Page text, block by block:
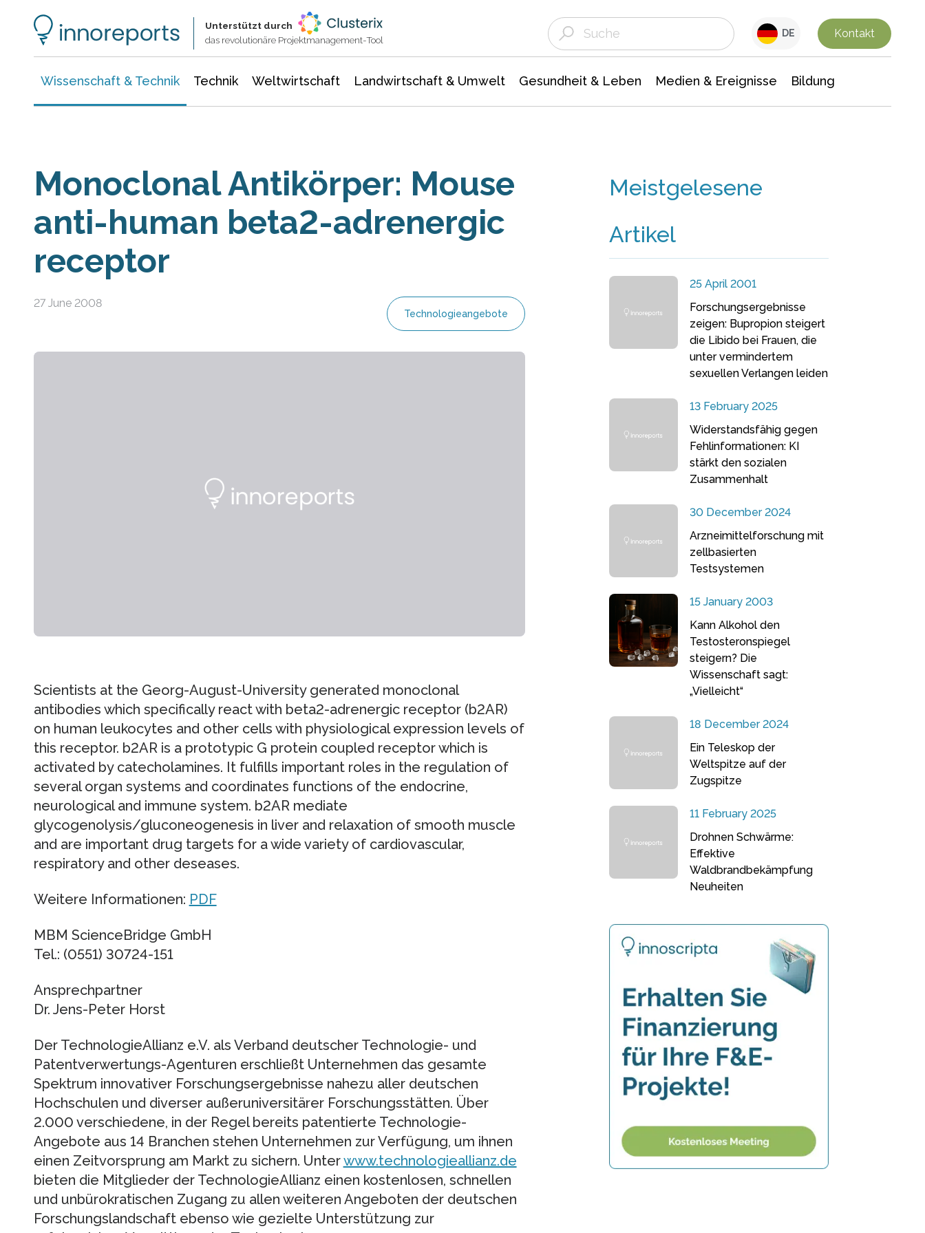
Unterstützt durch
das revolutionäre Projektmanagement-Tool
DE Kontakt
Wissenschaft & Technik Technik Weltwirtschaft Landwirtschaft & Umwelt Gesundheit & Leben Medien & Ereignisse Bildung
Monoclonal Antikörper: Mouse
anti-human beta2-adrenergic
receptor
27 June 2008
Technologieangebote
Scientists at the Georg-August-University generated monoclonal
antibodies which specifically react with beta2-adrenergic receptor (b2AR)
on human leukocytes and other cells with physiological expression levels of
this receptor. b2AR is a prototypic G protein coupled receptor which is
activated by catecholamines. It fulfills important roles in the regulation of
several organ systems and coordinates functions of the endocrine,
neurological and immune system. b2AR mediate
glycogenolysis/gluconeogenesis in liver and relaxation of smooth muscle
and are important drug targets for a wide variety of cardiovascular,
respiratory and other deseases.
Weitere Informationen: PDF
MBM ScienceBridge GmbH
Tel.: (0551) 30724-151
Ansprechpartner
Dr. Jens-Peter Horst
Der TechnologieAllianz e.V. als Verband deutscher Technologie- und
Patentverwertungs-Agenturen erschließt Unternehmen das gesamte
Spektrum innovativer Forschungsergebnisse nahezu aller deutschen
Hochschulen und diverser außeruniversitärer Forschungsstätten. Über
2.000 verschiedene, in der Regel bereits patentierte Technologie-
Angebote aus 14 Branchen stehen Unternehmen zur Verfügung, um ihnen
einen Zeitvorsprung am Markt zu sichern. Unterwww.technologieallianz.de
bieten die Mitglieder der TechnologieAllianz einen kostenlosen, schnellen
und unbürokratischen Zugang zu allen weiteren Angeboten der deutschen
Forschungslandschaft ebenso wie gezielte Unterstützung zur
Meistgelesene
Artikel
25 April 2001
Forschungsergebnisse
zeigen: Bupropion steigert
die Libido bei Frauen, die
unter vermindertem
sexuellen Verlangen leiden
13 February 2025
Widerstandsfähig gegen
Fehlinformationen: KI
stärkt den sozialen
Zusammenhalt
30 December 2024
Arzneimittelforschung mit
zellbasierten
Testsystemen
15 January 2003
Kann Alkohol den
Testosteronspiegel
steigern? Die
Wissenschaft sagt:
„Vielleicht“
18 December 2024
Ein Teleskop der
Weltspitze auf der
Zugspitze
11 February 2025
Drohnen Schwärme:
Effektive
Waldbrandbekämpfung
Neuheiten